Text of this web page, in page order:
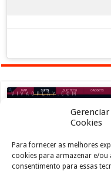
Cookies
Para fornecer as melhores
cookies para armazenar e/
consentimento para essas
Clique para